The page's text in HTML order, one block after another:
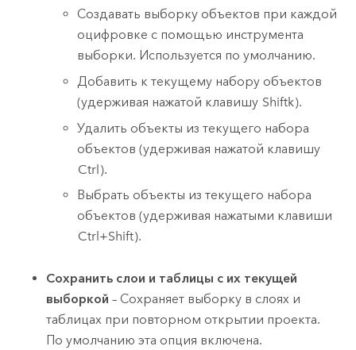
Создавать выборку объектов при каждой
оцифровке с помощью инструмента
выборки. Используется по умолчанию.
Добавить к текущему набору объектов
(удерживая нажатой клавишу Shiftk).
Удалить объекты из текущего набора
объектов (удерживая нажатой клавишу
Ctrl).
Выбрать объекты из текущего набора
объектов (удерживая нажатыми клавиши
Ctrl+Shift).
Сохранить слои и таблицы с их текущей
выборкой – Сохраняет выборку в слоях и
таблицах при повторном открытии проекта.
По умолчанию эта опция включена.